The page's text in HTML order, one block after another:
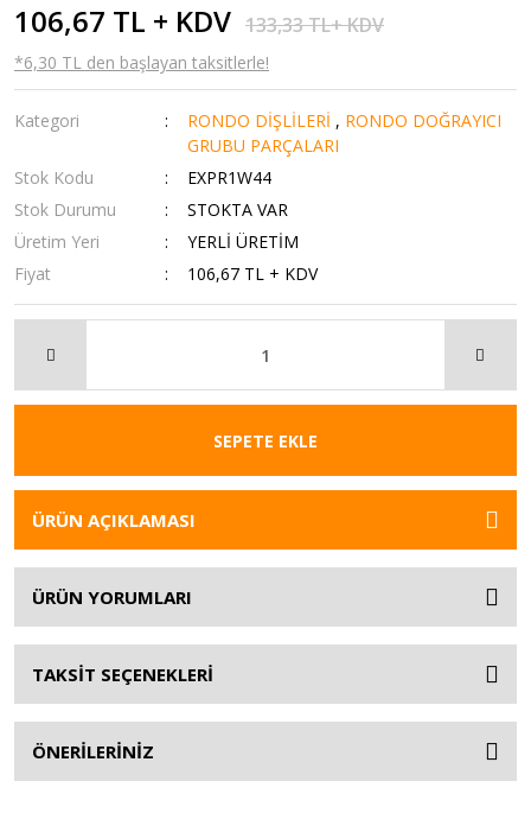
106,67 TL + KDV 133,33 TL+ KDV
*6,30 TL den başlayan taksitlerle!
Kategori RONDO DİŞLİLERİ , RONDO DOĞRAYICI
GRUBU PARÇALARI
Stok Kodu
EXPR1W44
Stok Durumu
STOKTA VAR
Üretim Yeri
YERLİ ÜRETİM
Fiyat
106,67 TL + KDV
SEPETE EKLE
ÜRÜN AÇIKLAMASI
ÜRÜN YORUMLARI
TAKSİT SEÇENEKLERİ
ÖNERİLERİNİZ